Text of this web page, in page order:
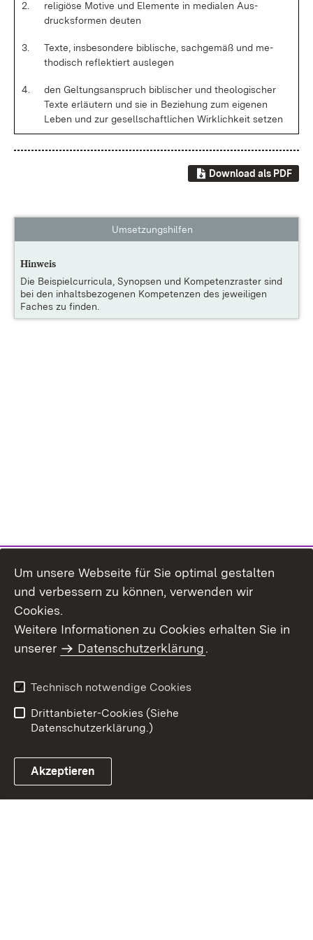
2.
re­li­giö­se Mo­ti­ve und Ele­men­te in me­dia­len Aus­
drucks­for­men deu­ten
3.
Tex­te, ins­be­son­de­re bi­bli­sche, sach­ge­mäß und me­
tho­disch re­flek­tiert aus­le­gen
4.
den Gel­tungs­an­spruch bi­bli­scher und theo­lo­gi­scher
Tex­te er­läu­tern und sie in Be­zie­hung zum ei­ge­nen
Le­ben und zur ge­sell­schaft­li­chen Wirk­lich­keit set­zen
Download als PDF
Umsetzungshilfen
Hinweis
Die Beispielcurricula, Synopsen und Kompetenzraster sind
bei den inhaltsbezogenen Kompetenzen des jeweiligen
Faches zu finden.
Um unsere Webseite für Sie optimal gestalten
und verbessern zu können, verwenden wir
Cookies.
Weitere Informationen zu Cookies erhalten Sie in
unserer
Datenschutzerklärung.
Technisch notwendige Cookies
Drittanbieter-Cookies (Siehe
Datenschutzerklärung.)
Akzeptieren